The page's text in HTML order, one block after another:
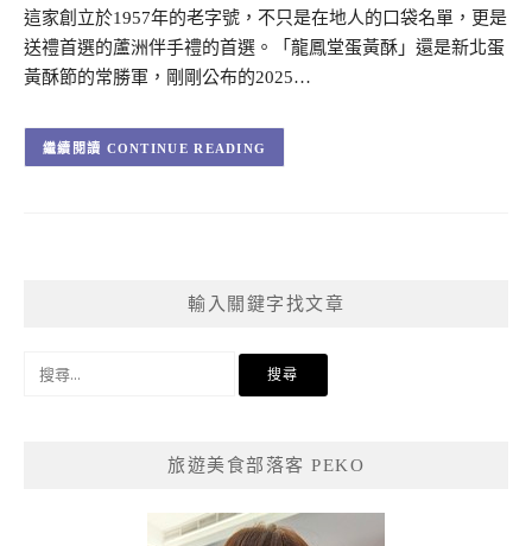
這家創立於1957年的老字號，不只是在地人的口袋名單，更是
送禮首選的蘆洲伴手禮的首選。「龍鳳堂蛋黃酥」還是新北蛋
黃酥節的常勝軍，剛剛公布的2025…
CONTINUE READING
輸入關鍵字找文章
旅遊美食部落客 PEKO